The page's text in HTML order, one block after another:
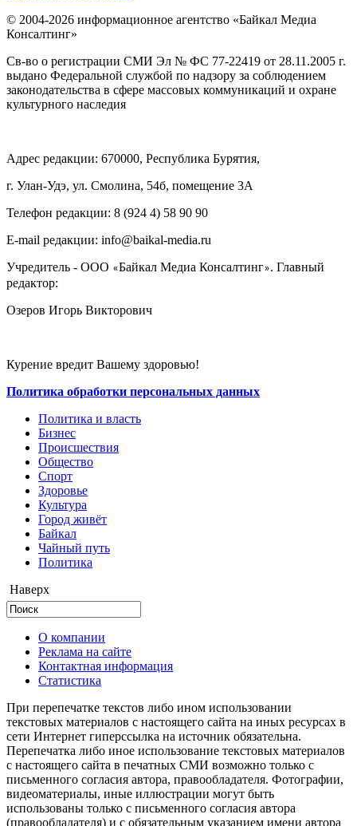
© 2004-2026 информационное агентство «Байкал Медиа
Консалтинг»
Св-во о регистрации СМИ Эл № ФС 77-22419 от 28.11.2005 г.
выдано Федеральной службой по надзору за соблюдением
законодательства в сфере массовых коммуникаций и охране
культурного наследия
Адрес редакции: 670000, Республика Бурятия,
г. Улан-Удэ, ул. Смолина, 54б, помещение 3А
Телефон редакции: ‎‎8 (924 4) 58 90 90
E-mail редакции: info@baikal-media.ru
Учредитель - ООО «Байкал Медиа Консалтинг». Главный
редактор:
Озеров Игорь Викторович
Курение вредит Вашему здоровью!
Политика обработки персональных данных
Политика и власть
Бизнес
Происшествия
Общество
Cпорт
Здоровье
Культура
Город живёт
Байкал
Чайный путь
Политика
Наверх
О компании
Реклама на сайте
Контактная информация
Статистика
При перепечатке текстов либо ином использовании
текстовых материалов с настоящего сайта на иных ресурсах в
сети Интернет гиперссылка на источник обязательна.
Перепечатка либо иное использование текстовых материалов
с настоящего сайта в печатных СМИ возможно только с
письменного согласия автора, правообладателя. Фотографии,
видеоматериалы, иные иллюстрации могут быть
использованы только с письменного согласия автора
(правообладателя) и с обязательным указанием имени автора